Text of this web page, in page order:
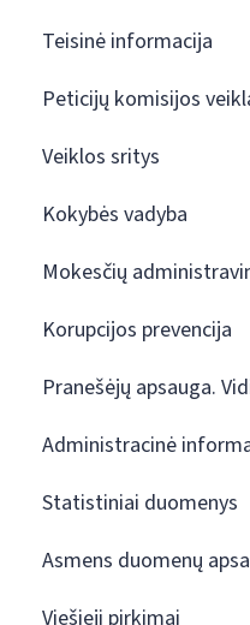
Teisinė informacija
Peticijų komisijos
Veiklos sritys
Kokybės vadyba
Mokesčių
Korupcijos prevencija
Pranešėjų apsauga.
Administracinė
Statistiniai duomenys
Asmens duomenų
Viešieji pirkimai